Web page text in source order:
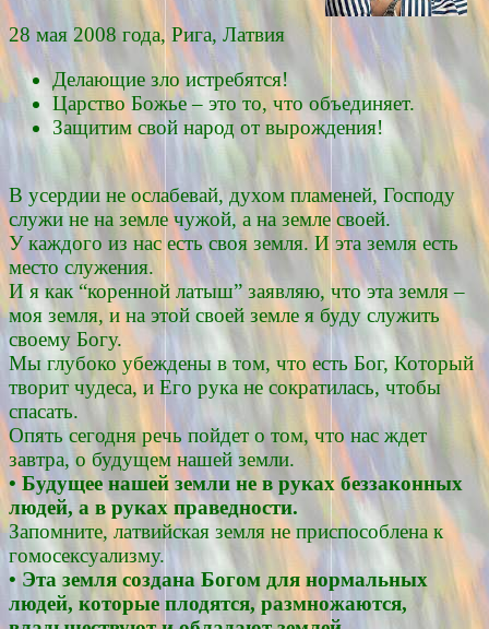
28 мая 2008 года, Рига, Латвия
Делающие зло истребятся!
Царство Божье – это то, что объединяет.
Защитим свой народ от вырождения!
В усердии не ослабевай, духом пламеней, Господу
служи не на земле чужой, а на земле своей.
У каждого из нас есть своя земля. И эта земля есть
место служения.
И я как “коренной латыш” заявляю, что эта земля –
моя земля, и на этой своей земле я буду служить
своему Богу.
Мы глубоко убеждены в том, что есть Бог, Который
творит чудеса, и Его рука не сократилась, чтобы
спасать.
Опять сегодня речь пойдет о том, что нас ждет
завтра, о будущем нашей земли.
• Будущее нашей земли не в руках беззаконных
людей, а в руках праведности.
Запомните, латвийская земля не приспособлена к
гомосексуализму.
• Эта земля создана Богом для нормальных
людей, которые плодятся, размножаются,